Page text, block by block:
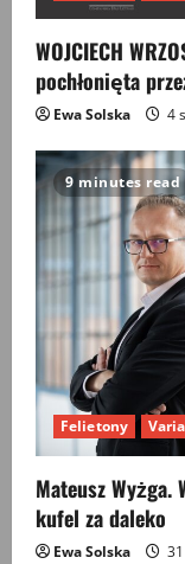
WOJCIECH
pochłonięta
Ewa Solska 4
9 minutes read
Felietony Varia
Mateusz
kufel za daleko
Ewa Solska